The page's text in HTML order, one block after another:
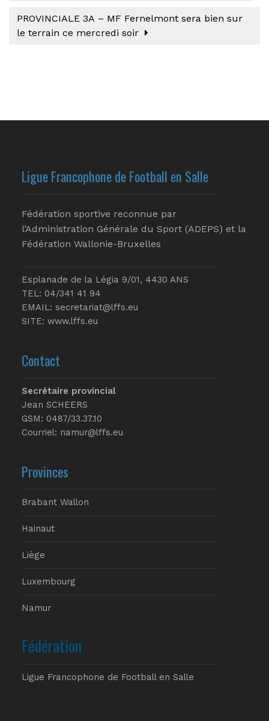
PROVINCIALE 3A – MF Fernelmont sera bien sur
le terrain ce mercredi soir
Ligue Francophone de Football en Salle
Fédération sportive reconnue par
l’Administration Générale du Sport (ADEPS) et la
Fédération Wallonie-Bruxelles
Esplanade de la Légia 9/01, 4430 ANS
TEL: 04/341 41 94
EMAIL: secretariat@lffs.eu
SITE: www.lffs.eu
Contact
Secrétaire provincial
Jean SCHEERS
GSM: 0487/33.37.10
Courriel: namur@lffs.eu
Provinces
Brabant Wallon
Hainaut
Liège
Luxembourg
Namur
Fédération
Ligue Francophone de Football en Salle